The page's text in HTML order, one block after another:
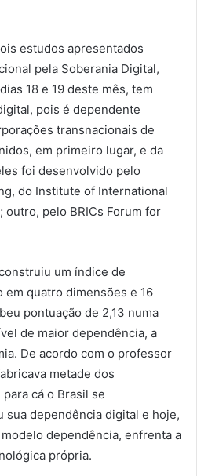
estudos apresentados
pela Soberania Digital,
18 e 19 deste mês, tem
pois é dependente
transnacionais de
em primeiro lugar, e da
foi desenvolvido pelo
do Institute of International
outro, pelo BRICs Forum for
um índice de
em quatro dimensões e 16
pontuação de 2,13 numa
de maior dependência, a
De acordo com o professor
metade dos
cá o Brasil se
dependência digital e hoje,
dependência, enfrenta a
própria.